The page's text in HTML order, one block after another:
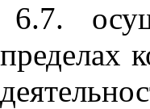
6.7.
пределах